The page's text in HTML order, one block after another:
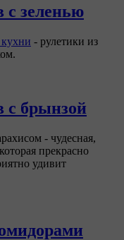
с зеленью
кухни - рулетики из
с брынзой
- чудесная,
прекрасно
удивит